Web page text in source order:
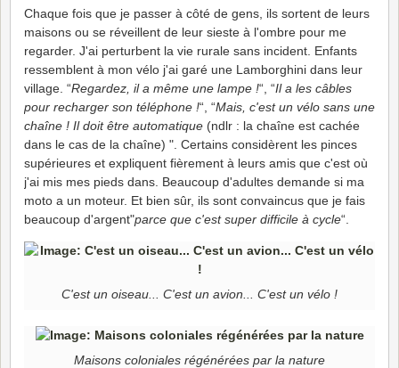
Chaque fois que je passer à côté de gens, ils sortent de leurs
maisons ou se réveillent de leur sieste à l'ombre pour me
regarder. J'ai perturbent la vie rurale sans incident. Enfants
ressemblent à mon vélo j'ai garé une Lamborghini dans leur
village. “Regardez, il a même une lampe !“, “Il a les câbles
pour recharger son téléphone !“, “Mais, c'est un vélo sans une
chaîne ! Il doit être automatique (ndlr : la chaîne est cachée
dans le cas de la chaîne) ". Certains considèrent les pinces
supérieures et expliquent fièrement à leurs amis que c'est où
j'ai mis mes pieds dans. Beaucoup d'adultes demande si ma
moto a un moteur. Et bien sûr, ils sont convaincus que je fais
beaucoup d'argent"parce que c'est super difficile à cycle“.
C'est un oiseau... C'est un avion... C'est un vélo !
Maisons coloniales régénérées par la nature